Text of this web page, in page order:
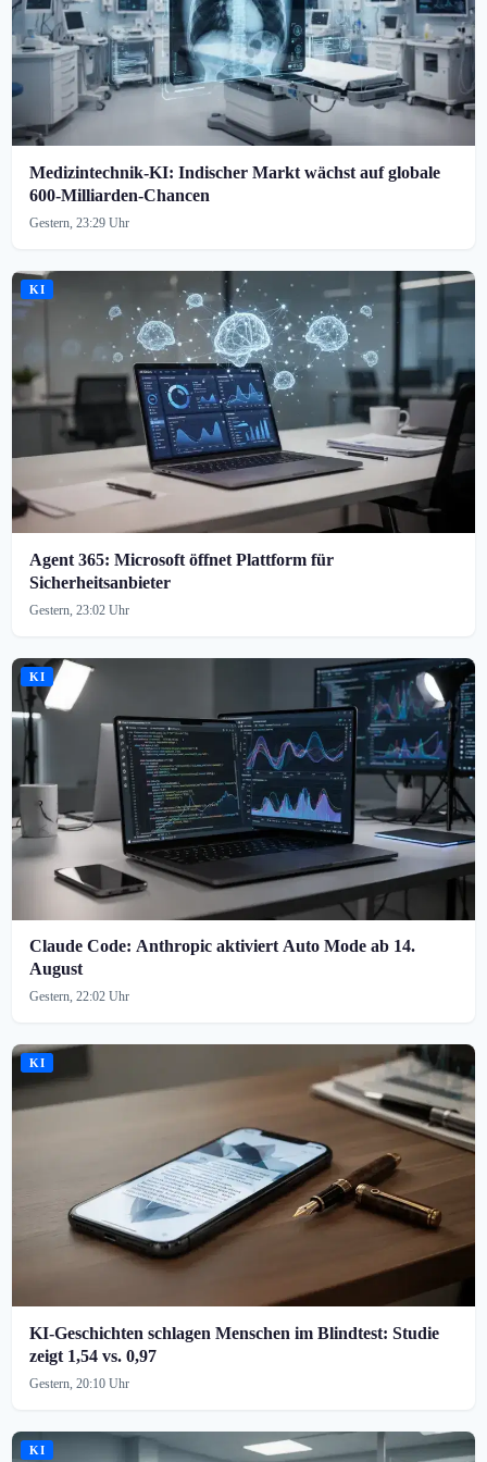
Medizintechnik-KI: Indischer Markt wächst auf globale
600-Milliarden-Chancen
Gestern, 23:29 Uhr
KI
Agent 365: Microsoft öffnet Plattform für
Sicherheitsanbieter
Gestern, 23:02 Uhr
KI
Claude Code: Anthropic aktiviert Auto Mode ab 14.
August
Gestern, 22:02 Uhr
KI
KI-Geschichten schlagen Menschen im Blindtest: Studie
zeigt 1,54 vs. 0,97
Gestern, 20:10 Uhr
KI